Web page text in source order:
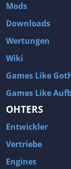
Mods
Downloads
Wertungen
Wiki
Games Like
Games Like
OHTERS
Entwickler
Vertriebe
Engines